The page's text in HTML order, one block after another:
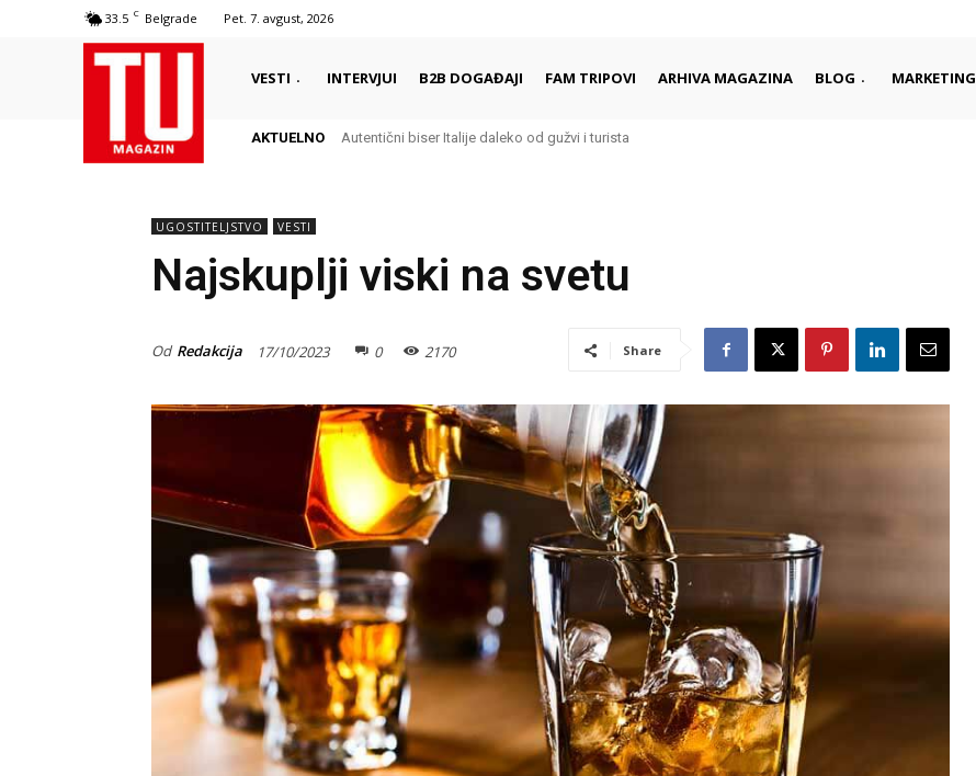
33.5 C Belgrade Pet. 7. avgust, 2026
VESTI INTERVJUI B2B DOGAĐAJI FAM TRIPOVI ARHIVA MAGAZINA BLOG MARKETING
AKTUELNO Delikates sa kojim Grci započinju i završavaju dan
Autentični biser Italije daleko od gužvi i turista
UGOSTITELJSTVO VESTI
Najskuplji viski na svetu
Od Redakcija 17/10/2023 0 2170 Share